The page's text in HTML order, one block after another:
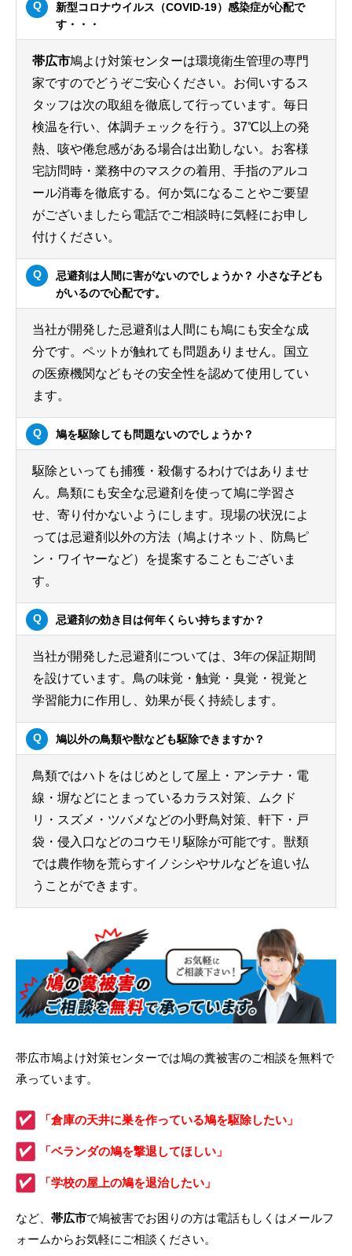
新型コロナウイルス（COVID-19）感染症が心配で
す・・・
帯広市鳩よけ対策センターは環境衛生管理の専門
家ですのでどうぞご安心ください。お伺いするス
タッフは次の取組を徹底して行っています。毎日
検温を行い、体調チェックを行う。37℃以上の発
熱、咳や倦怠感がある場合は出勤しない。お客様
宅訪問時・業務中のマスクの着用、手指のアルコ
ール消毒を徹底する。何か気になることやご要望
がございましたら電話でご相談時に気軽にお申し
付けください。
忌避剤は人間に害がないのでしょうか？ 小さな子ども
がいるので心配です。
当社が開発した忌避剤は人間にも鳩にも安全な成
分です。ペットが触れても問題ありません。国立
の医療機関などもその安全性を認めて使用してい
ます。
鳩を駆除しても問題ないのでしょうか？
駆除といっても捕獲・殺傷するわけではありませ
ん。鳥類にも安全な忌避剤を使って鳩に学習さ
せ、寄り付かないようにします。現場の状況によ
っては忌避剤以外の方法（鳩よけネット、防鳥ピ
ン・ワイヤーなど）を提案することもございま
す。
忌避剤の効き目は何年くらい持ちますか？
当社が開発した忌避剤については、3年の保証期間
を設けています。鳥の味覚・触覚・臭覚・視覚と
学習能力に作用し、効果が長く持続します。
鳩以外の鳥類や獣なども駆除できますか？
鳥類ではハトをはじめとして屋上・アンテナ・電
線・塀などにとまっているカラス対策、ムクド
リ・スズメ・ツバメなどの小野鳥対策、軒下・戸
袋・侵入口などのコウモリ駆除が可能です。獣類
では農作物を荒らすイノシシやサルなどを追い払
うことができます。
帯広市鳩よけ対策センターでは鳩の糞被害のご相談を無料で
承っています。
「倉庫の天井に巣を作っている鳩を駆除したい」
「ベランダの鳩を撃退してほしい」
「学校の屋上の鳩を退治したい」
など、 帯広市で鳩被害でお困りの方は電話もしくはメールフ
ォームからお気軽にご相談ください。